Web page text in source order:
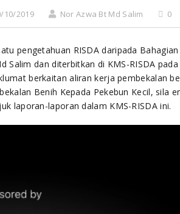
10/2019 Nor Azwa Bt Md Salim 0
pengetahuan RISDA daripada
dan diterbitkan di KMS-RISDA pada
berkaitan aliran kerja pembekalan
Benih Kepada Pekebun Kecil, sila
laporan-laporan dalam KMS-RISDA ini.